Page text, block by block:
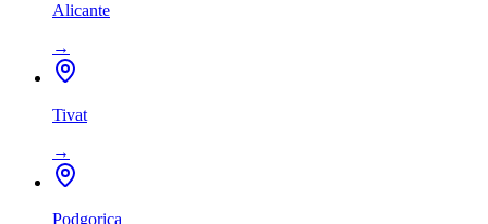
Alicante
→
Tivat
→
Podgorica